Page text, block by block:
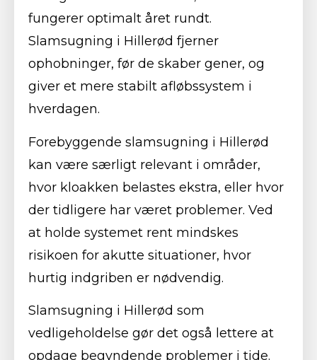
fungerer optimalt året rundt.
Slamsugning i Hillerød fjerner
ophobninger, før de skaber gener, og
giver et mere stabilt afløbssystem i
hverdagen.
Forebyggende slamsugning i Hillerød
kan være særligt relevant i områder,
hvor kloakken belastes ekstra, eller hvor
der tidligere har været problemer. Ved
at holde systemet rent mindskes
risikoen for akutte situationer, hvor
hurtig indgriben er nødvendig.
Slamsugning i Hillerød som
vedligeholdelse gør det også lettere at
opdage begyndende problemer i tide.